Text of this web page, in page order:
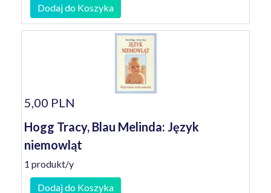
Dodaj do Koszyka
5,00 PLN
Hogg Tracy, Blau Melinda: Język
niemowląt
1 produkt/y
Dodaj do Koszyka